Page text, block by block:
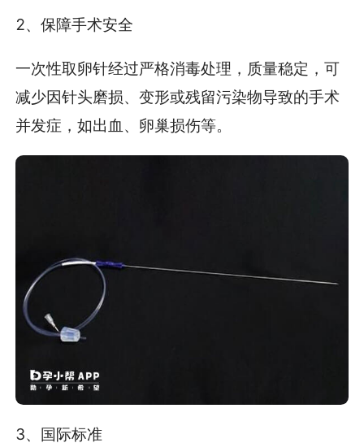
2、保障手术安全
一次性取卵针经过严格消毒处理，质量稳定，可
减少因针头磨损、变形或残留污染物导致的手术
并发症，如出血、卵巢损伤等。
3、国际标准